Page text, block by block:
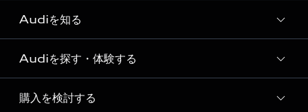
Audiを知る
Audi ブランド
Story of Progress
Audiを探す・体験する
ディーラー検索
購入を検討する